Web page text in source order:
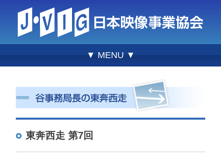
▼ MENU ▼
東奔西走 第7回